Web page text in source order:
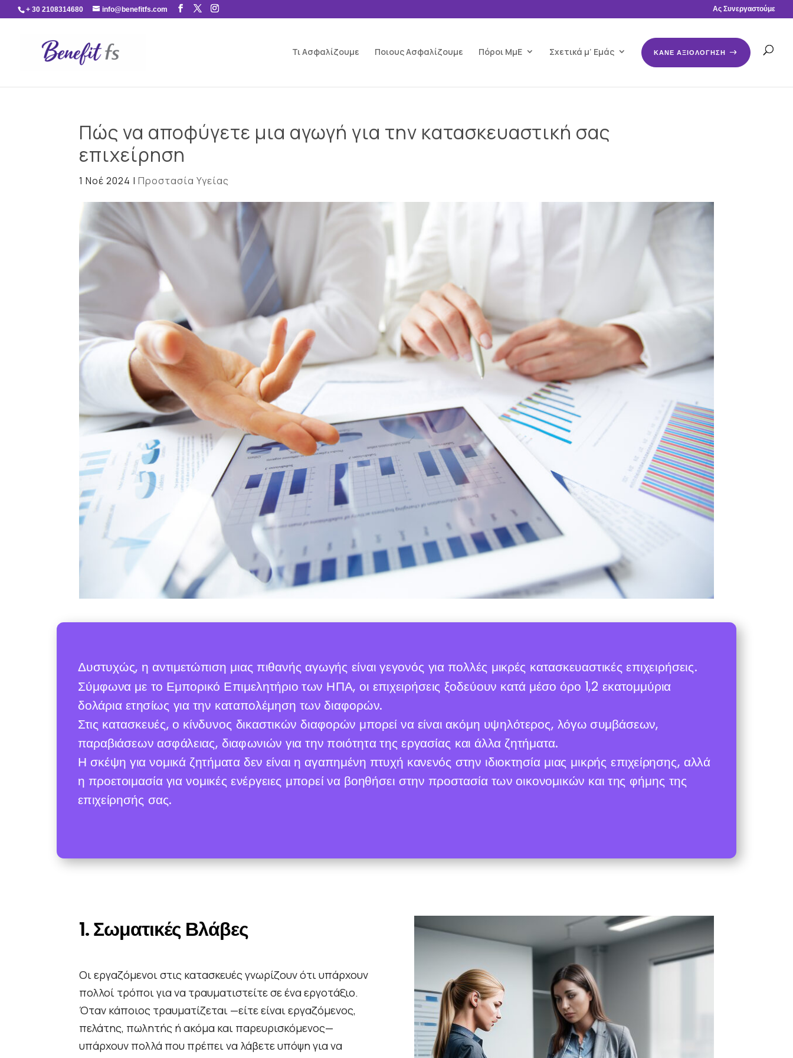
+ 30 2108314680 info@benefitfs.com Ας Συνεργαστούμε
Τι Ασφαλίζουμε Ποιους Ασφαλίζουμε Πόροι ΜμΕ Σχετικά μ’ Εμάς ΚΑΝΕ ΑΞΙΟΛΟΓΗΣΗ
Πώς να αποφύγετε μια αγωγή για την κατασκευαστική σας
επιχείρηση
1 Νοέ 2024 |Προστασία Υγείας
Δυστυχώς, η αντιμετώπιση μιας πιθανής αγωγής είναι γεγονός για πολλές μικρές κατασκευαστικές επιχειρήσεις.
Σύμφωνα με το Εμπορικό Επιμελητήριο των ΗΠΑ, οι επιχειρήσεις ξοδεύουν κατά μέσο όρο 1,2 εκατομμύρια
δολάρια ετησίως για την καταπολέμηση των διαφορών.
Στις κατασκευές, ο κίνδυνος δικαστικών διαφορών μπορεί να είναι ακόμη υψηλότερος, λόγω συμβάσεων,
παραβιάσεων ασφάλειας, διαφωνιών για την ποιότητα της εργασίας και άλλα ζητήματα.
Η σκέψη για νομικά ζητήματα δεν είναι η αγαπημένη πτυχή κανενός στην ιδιοκτησία μιας μικρής επιχείρησης, αλλά
η προετοιμασία για νομικές ενέργειες μπορεί να βοηθήσει στην προστασία των οικονομικών και της φήμης της
επιχείρησής σας.
1. Σωματικές Βλάβες
Οι εργαζόμενοι στις κατασκευές γνωρίζουν ότι υπάρχουν
πολλοί τρόποι για να τραυματιστείτε σε ένα εργοτάξιο.
Όταν κάποιος τραυματίζεται —είτε είναι εργαζόμενος,
πελάτης, πωλητής ή ακόμα και παρευρισκόμενος—
υπάρχουν πολλά που πρέπει να λάβετε υπόψη για να